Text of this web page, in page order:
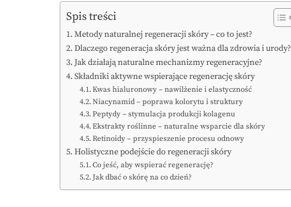
Spis treści
Metody naturalnej regeneracji skóry – co to jest?
Dlaczego regeneracja skóry jest ważna dla zdrowia i urody?
Jak działają naturalne mechanizmy regeneracyjne?
Składniki aktywne wspierające regenerację skóry
Kwas hialuronowy – nawilżenie i elastyczność
Niacynamid – poprawa kolorytu i struktury
Peptydy – stymulacja produkcji kolagenu
Ekstrakty roślinne – naturalne wsparcie dla skóry
Retinoidy – przyspieszenie procesu odnowy
Holistyczne podejście do regeneracji skóry
Co jeść, aby wspierać regenerację?
Jak dbać o skórę na co dzień?